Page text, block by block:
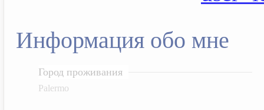
Информация обо мне
Город проживания
Palermo